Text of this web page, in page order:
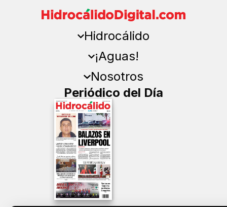
Hidrocálido
¡Aguas!
Nosotros
Periódico del Día